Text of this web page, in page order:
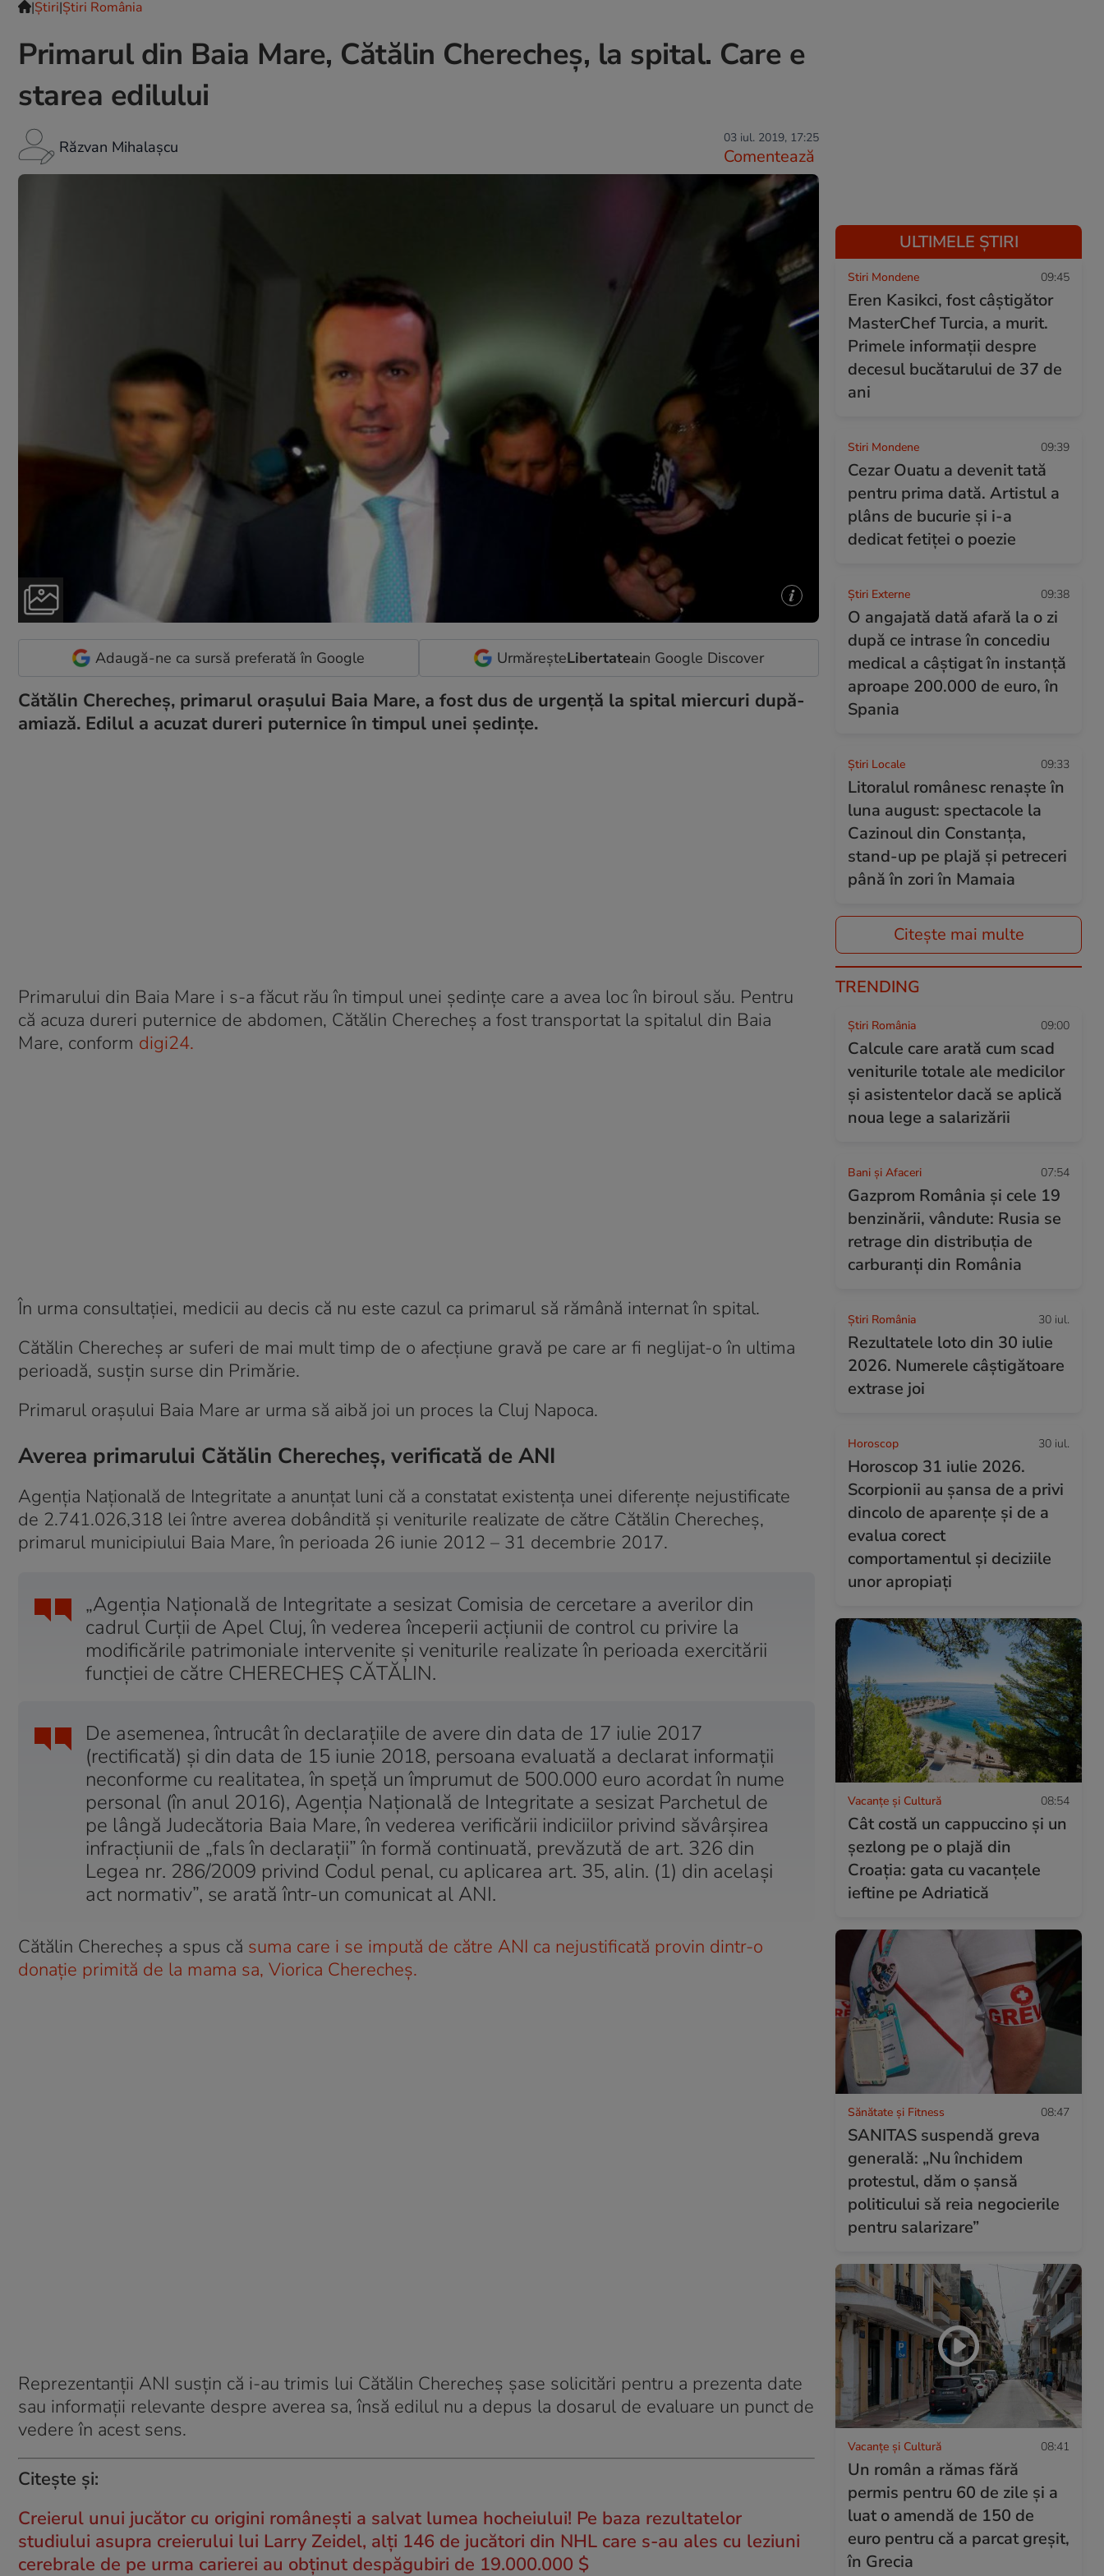
|Ştiri|Știri România
Primarul din Baia Mare, Cătălin Cherecheș, la spital. Care e
starea edilului
Răzvan Mihalașcu 03 iul. 2019, 17:25
Comentează
Adaugă-ne ca sursă preferată în Google UrmăreșteLibertateain Google Discover
Cătălin Cherecheș, primarul orașului Baia Mare, a fost dus de urgență la spital miercuri după-
amiază. Edilul a acuzat dureri puternice în timpul unei ședințe.
Primarului din Baia Mare i s-a făcut rău în timpul unei ședințe care a avea loc în biroul său. Pentru
că acuza dureri puternice de abdomen, Cătălin Cherecheș a fost transportat la spitalul din Baia
Mare, conform digi24.
În urma consultației, medicii au decis că nu este cazul ca primarul să rămână internat în spital.
Cătălin Cherecheș ar suferi de mai mult timp de o afecțiune gravă pe care ar fi neglijat-o în ultima
perioadă, susțin surse din Primărie.
Primarul orașului Baia Mare ar urma să aibă joi un proces la Cluj Napoca.
Averea primarului Cătălin Cherecheș, verificată de ANI
Agenția Națională de Integritate a anunțat luni că a constatat existența unei diferențe nejustificate
de 2.741.026,318 lei între averea dobândită și veniturile realizate de către Cătălin Cherecheș,
primarul municipiului Baia Mare, în perioada 26 iunie 2012 – 31 decembrie 2017.
„Agenția Națională de Integritate a sesizat Comisia de cercetare a averilor din
cadrul Curţii de Apel Cluj, în vederea începerii acțiunii de control cu privire la
modificările patrimoniale intervenite și veniturile realizate în perioada exercitării
funcției de către CHERECHEȘ CĂTĂLIN.
De asemenea, întrucât în declarațiile de avere din data de 17 iulie 2017
(rectificată) și din data de 15 iunie 2018, persoana evaluată a declarat informații
neconforme cu realitatea, în speță un împrumut de 500.000 euro acordat în nume
personal (în anul 2016), Agenția Națională de Integritate a sesizat Parchetul de
pe lângă Judecătoria Baia Mare, în vederea verificării indiciilor privind săvârșirea
infracțiunii de „fals în declarații” în formă continuată, prevăzută de art. 326 din
Legea nr. 286/2009 privind Codul penal, cu aplicarea art. 35, alin. (1) din același
act normativ”, se arată într-un comunicat al ANI.
Cătălin Cherecheș a spus că suma care i se impută de către ANI ca nejustificată provin dintr-o
donație primită de la mama sa, Viorica Cherecheș.
Reprezentanții ANI susțin că i-au trimis lui Cătălin Cherecheș șase solicitări pentru a prezenta date
sau informații relevante despre averea sa, însă edilul nu a depus la dosarul de evaluare un punct de
vedere în acest sens.
Citește și:
Creierul unui jucător cu origini românești a salvat lumea hocheiului! Pe baza rezultatelor
studiului asupra creierului lui Larry Zeidel, alți 146 de jucători din NHL care s-au ales cu leziuni
cerebrale de pe urma carierei au obținut despăgubiri de 19.000.000 $
ULTIMELE ȘTIRI
Stiri Mondene 09:45
Eren Kasikci, fost câștigător
MasterChef Turcia, a murit.
Primele informații despre
decesul bucătarului de 37 de
ani
Stiri Mondene 09:39
Cezar Ouatu a devenit tată
pentru prima dată. Artistul a
plâns de bucurie și i-a
dedicat fetiței o poezie
Știri Externe 09:38
O angajată dată afară la o zi
după ce intrase în concediu
medical a câștigat în instanță
aproape 200.000 de euro, în
Spania
Știri Locale 09:33
Litoralul românesc renaște în
luna august: spectacole la
Cazinoul din Constanța,
stand-up pe plajă și petreceri
până în zori în Mamaia
Citește mai multe
TRENDING
Știri România 09:00
Calcule care arată cum scad
veniturile totale ale medicilor
și asistentelor dacă se aplică
noua lege a salarizării
Bani și Afaceri 07:54
Gazprom România și cele 19
benzinării, vândute: Rusia se
retrage din distribuția de
carburanți din România
Știri România 30 iul.
Rezultatele loto din 30 iulie
2026. Numerele câștigătoare
extrase joi
Horoscop 30 iul.
Horoscop 31 iulie 2026.
Scorpionii au șansa de a privi
dincolo de aparențe și de a
evalua corect
comportamentul și deciziile
unor apropiați
Vacanțe și Cultură 08:54
Cât costă un cappuccino și un
șezlong pe o plajă din
Croația: gata cu vacanțele
ieftine pe Adriatică
Sănătate și Fitness 08:47
SANITAS suspendă greva
generală: „Nu închidem
protestul, dăm o șansă
politicului să reia negocierile
pentru salarizare”
Vacanțe și Cultură 08:41
Un român a rămas fără
permis pentru 60 de zile și a
luat o amendă de 150 de
euro pentru că a parcat greșit,
în Grecia